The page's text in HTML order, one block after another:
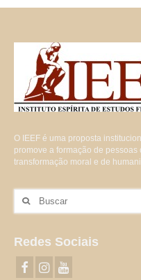
O IEEF é uma proposta
promove a formação de
transformação moral e de
por:
Redes Sociais